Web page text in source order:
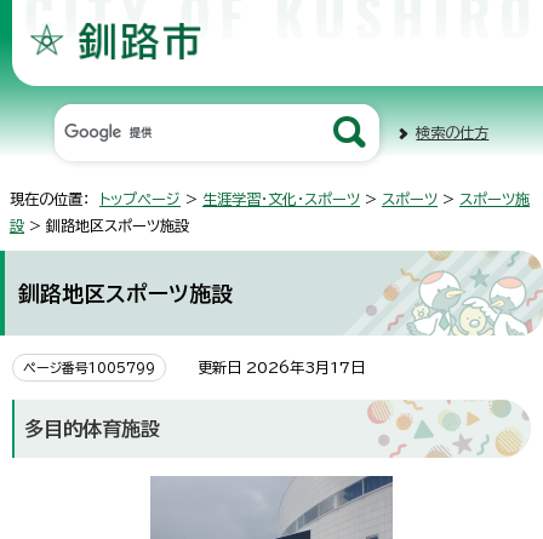
検索の仕方
現在の位置： トップページ > 生涯学習・文化・スポーツ > スポーツ > スポーツ施
設 > 釧路地区スポーツ施設
釧路地区スポーツ施設
ページ番号1005799 更新日 2026年3月17日
多目的体育施設